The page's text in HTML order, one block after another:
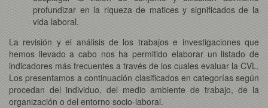
profundizar en la riqueza de matices y significados de la
vida laboral.
La revisión y el análisis de los trabajos e investigaciones que
hemos llevado a cabo nos ha permitido elaborar un listado de
indicadores más frecuentes a través de los cuales evaluar la CVL.
Los presentamos a continuación clasificados en categorías según
procedan del individuo, del medio ambiente de trabajo, de la
organización o del entorno socio-laboral.